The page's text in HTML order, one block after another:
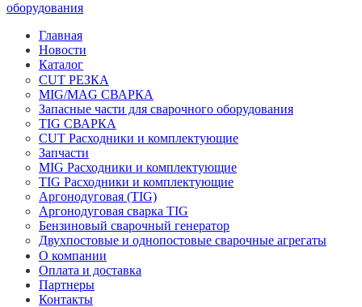
Главная
Новости
Каталог
CUT РЕЗКА
MIG/MAG СВАРКА
Запасные части для сварочного оборудования
TIG СВАРКА
CUT Расходники и комплектующие
Запчасти
MIG Расходники и комплектующие
TIG Расходники и комплектующие
Аргонодуговая (TIG)
Аргонодуговая сварка TIG
Бензиновый сварочный генератор
Двухпостовые и однопостовые сварочные агрегаты
О компании
Оплата и доставка
Партнеры
Контакты